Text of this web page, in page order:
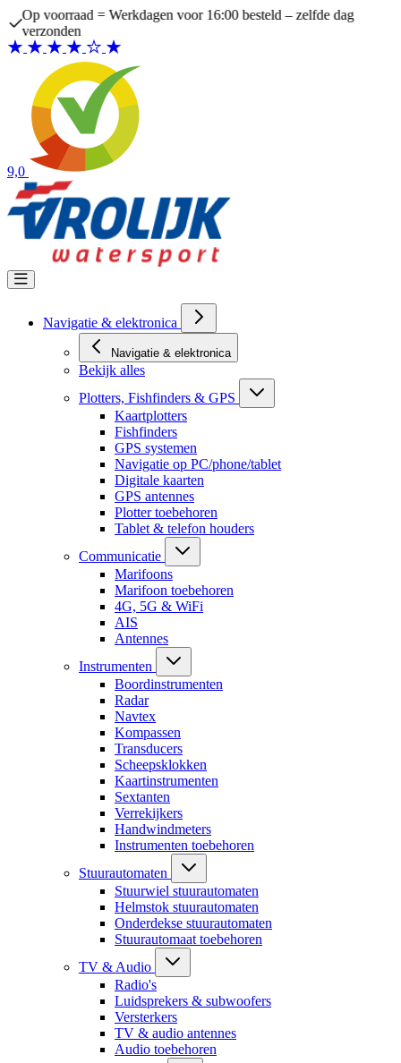
Ga naar de inhoud
Op voorraad = Werkdagen voor 16:00 besteld – zelfde dag
verzonden
9,0
Navigatie & elektronica
Navigatie & elektronica
Bekijk alles
Plotters, Fishfinders & GPS
Kaartplotters
Fishfinders
GPS systemen
Navigatie op PC/phone/tablet
Digitale kaarten
GPS antennes
Plotter toebehoren
Tablet & telefon houders
Communicatie
Marifoons
Marifoon toebehoren
4G, 5G & WiFi
AIS
Antennes
Instrumenten
Boordinstrumenten
Radar
Navtex
Kompassen
Transducers
Scheepsklokken
Kaartinstrumenten
Sextanten
Verrekijkers
Handwindmeters
Instrumenten toebehoren
Stuurautomaten
Stuurwiel stuurautomaten
Helmstok stuurautomaten
Onderdekse stuurautomaten
Stuurautomaat toebehoren
TV & Audio
Radio's
Luidsprekers & subwoofers
Versterkers
TV & audio antennes
Audio toebehoren